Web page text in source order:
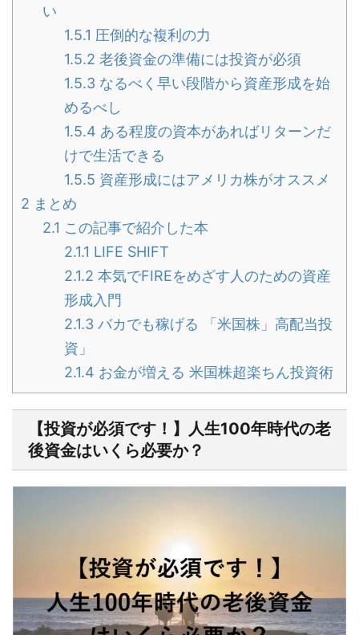
い
1.5.1 圧倒的な複利の力
1.5.2 老後資金の準備には投資が必須
1.5.3 なるべく早い段階から資産形成を始
めるべし
1.5.4 ある程度の資本があればリターンだ
けで生活できる
1.5.5 資産形成にはアメリカ株がオススメ
2 まとめ
2.1 この記事で紹介した本
2.1.1 LIFE SHIFT
2.1.2 本気でFIREをめざす人のための資産
形成入門
2.1.3 バカでも稼げる 「米国株」高配当投
資」
2.1.4 お金が増える 米国株超楽ちん投資術
【投資が必須です！】人生100年時代の老
後資金はいくら必要か？